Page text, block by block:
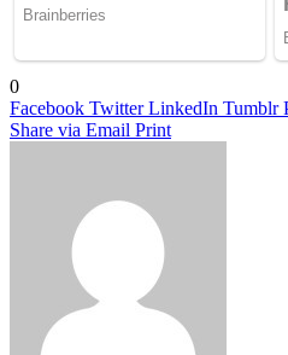
0
Facebook Twitter LinkedIn Tumblr
Share via Email Print